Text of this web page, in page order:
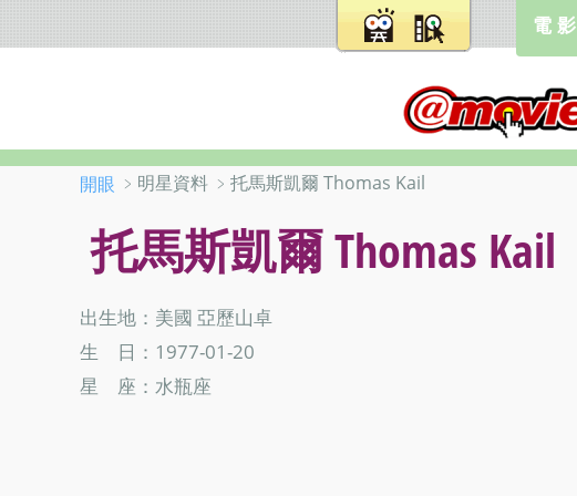
電 影
開眼 ﹥明星資料 ﹥托馬斯凱爾 Thomas Kail
托馬斯凱爾 Thomas Kail
出生地：美國 亞歷山卓
生 日：1977-01-20
星 座：水瓶座